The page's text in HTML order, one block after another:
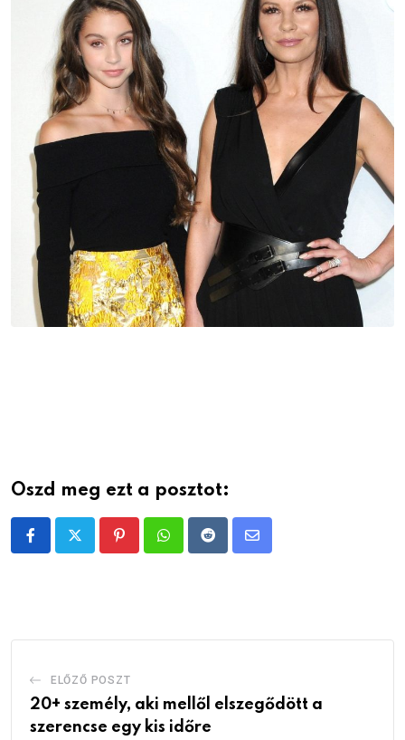
Oszd meg ezt a posztot:
PinterestWhatsappRedditShare
ELŐZŐ POSZT
20+ személy, aki mellől elszegődött a
szerencse egy kis időre